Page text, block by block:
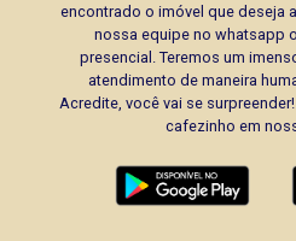
encontrado o imóvel que deseja
nossa equipe no whatsapp
presencial. Teremos um
atendimento de maneira
Acredite, você vai se
cafezinho em